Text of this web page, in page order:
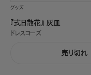
グッズ
『式日散花』 灰皿
ドレスコーズ
売り切れ